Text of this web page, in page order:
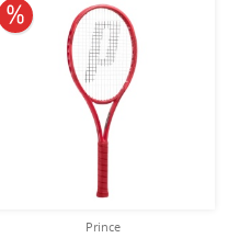
Prince
10% obniżone